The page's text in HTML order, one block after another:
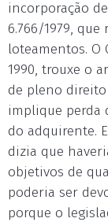
incorporação
6.766/1979,
loteamentos. O
1990, trouxe o
de pleno
implique perda
do adquirente.
dizia que
objetivos de
poderia ser
porque o